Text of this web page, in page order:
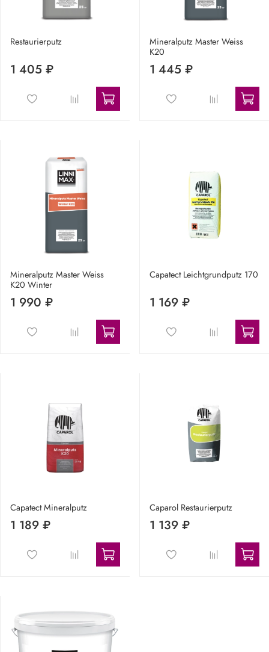
Restaurierputz
1 405 ₽
Mineralputz Master Weiss
K20
1 445 ₽
Mineralputz Master Weiss
K20 Winter
1 990 ₽
Capatect Leichtgrundputz 170
1 169 ₽
Capatect Mineralputz
1 189 ₽
Caparol Restaurierputz
1 139 ₽